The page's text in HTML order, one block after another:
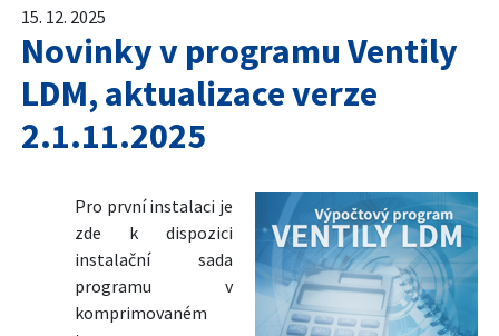
15. 12. 2025
Novinky v programu Ventily
LDM, aktualizace verze
2.1.11.2025
Pro první instalaci je
zde k dispozici
instalační sada
programu v
komprimovaném